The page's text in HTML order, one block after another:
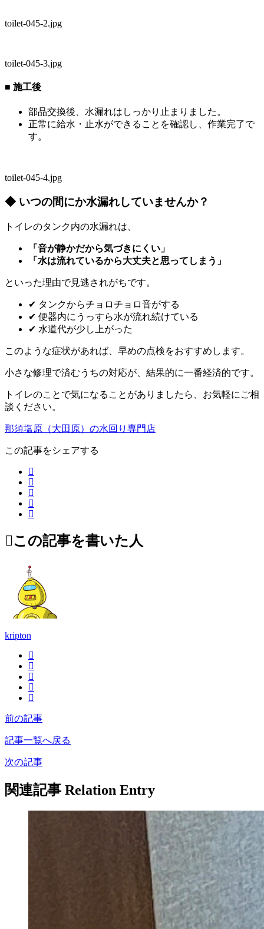
toilet-045-2.jpg
toilet-045-3.jpg
■ 施工後
部品交換後、水漏れはしっかり止まりました。
正常に給水・止水ができることを確認し、作業完了で
す。
toilet-045-4.jpg
◆ いつの間にか水漏れしていませんか？
トイレのタンク内の水漏れは、
「音が静かだから気づきにくい」
「水は流れているから大丈夫と思ってしまう」
といった理由で見逃されがちです。
✔ タンクからチョロチョロ音がする
✔ 便器内にうっすら水が流れ続けている
✔ 水道代が少し上がった
このような症状があれば、早めの点検をおすすめします。
小さな修理で済むうちの対応が、結果的に一番経済的です。
トイレのことで気になることがありましたら、お気軽にご相
談ください。
那須塩原（大田原）の水回り専門店
この記事をシェアする
この記事を書いた人
kripton
前の記事
記事一覧へ戻る
次の記事
関連記事 Relation Entry